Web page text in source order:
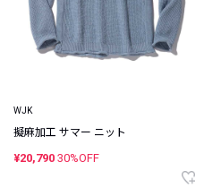
WJK
擬麻加工 サマー ニット
¥20,790 30%OFF